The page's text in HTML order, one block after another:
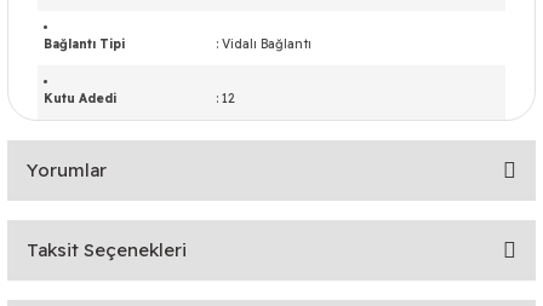
Bağlantı Tipi : Vidalı Bağlantı
Kutu Adedi : 12
Yorumlar
Bu ürüne ilk yorumu siz yapın!
Taksit Seçenekleri